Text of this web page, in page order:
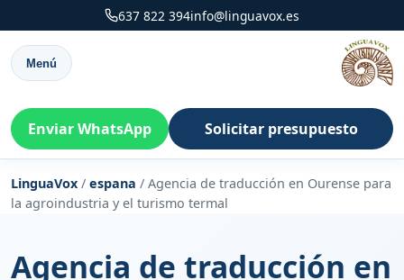
637 822 394info@linguavox.es
Menú
Enviar WhatsApp Solicitar presupuesto
LinguaVox / espana / Agencia de traducción en Ourense para
la agroindustria y el turismo termal
Agencia de traducción en